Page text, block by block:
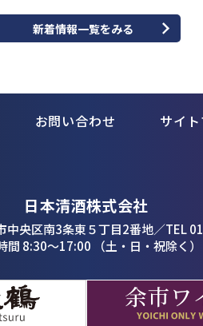
新着情報一覧をみる
お問い合わせ サイ
日本清酒株式会社
中央区南3条東５丁目2番地／TEL
間 8:30〜17:00 （土・日・祝除く）